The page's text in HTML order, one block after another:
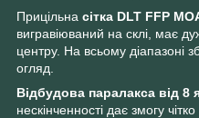
Прицільна сітка DLT FFP
вигравіюваний на склі, має
центру. На всьому діапазоні
огляд.
Відбудова паралакса від 8
нескінченності дає змогу